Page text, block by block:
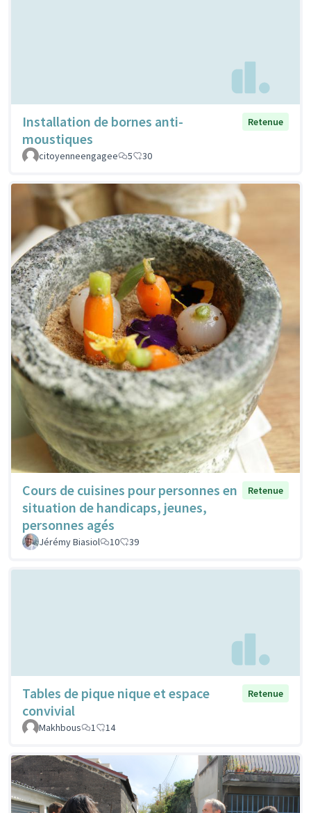
Installation de bornes anti-
moustiques
Retenue
citoyenneengagee 5 30
Cours de cuisines pour personnes en
situation de handicaps, jeunes,
personnes agés
Retenue
Jérémy Biasiol 10 39
Tables de pique nique et espace
convivial
Retenue
Makhbous 1 14